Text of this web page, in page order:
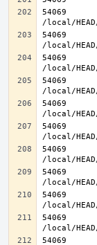
54069
54069
54069
54069
54069
54069
54069
54069
54069
54069
54069